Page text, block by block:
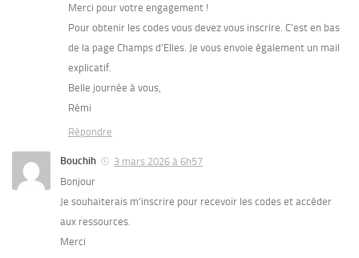
Merci pour votre engagement !
Pour obtenir les codes vous devez vous inscrire. C’est en bas
de la page Champs d’Elles. Je vous envoie également un mail
explicatif.
Belle journée à vous,
Rémi
Répondre
Bouchih
3 mars 2026 à 6h57
Bonjour
Je souhaiterais m’inscrire pour recevoir les codes et accéder
aux ressources.
Merci